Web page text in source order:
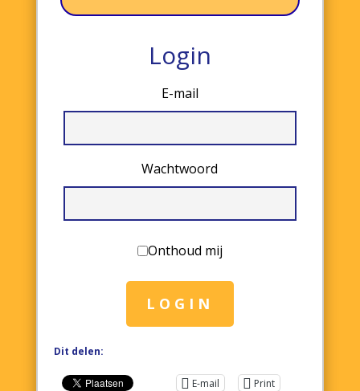
Login
E-mail
Wachtwoord
Onthoud mij
LOGIN
Dit delen:
E-mail Print